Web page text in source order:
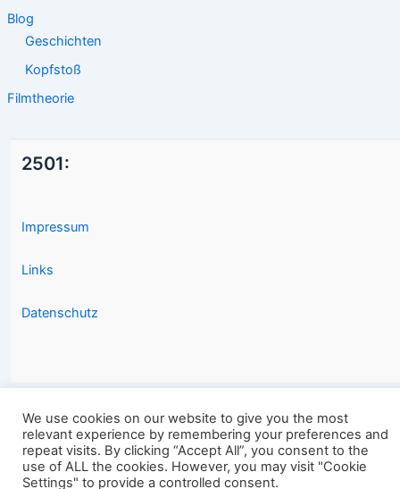
Blog
Geschichten
Kopfstoß
Filmtheorie
2501:
Impressum
Links
Datenschutz
Copyright © 2026 2501.eu Gute Filme |
We use cookies on our website to give you the most
relevant experience by remembering your preferences and
repeat visits. By clicking “Accept All”, you consent to the
use of ALL the cookies. However, you may visit "Cookie
Settings" to provide a controlled consent.